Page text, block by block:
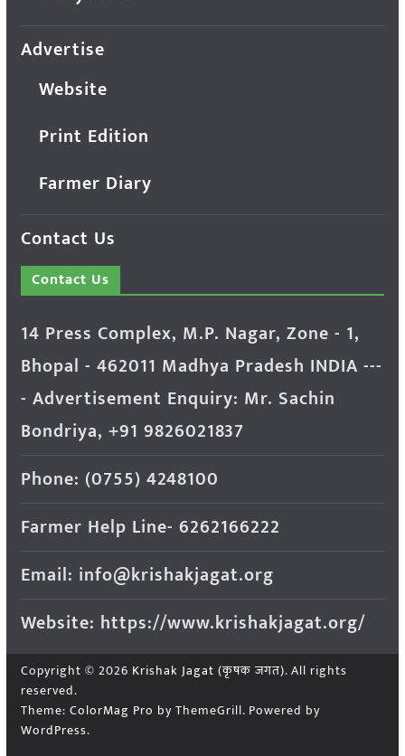
Advertise
Website
Print Edition
Farmer Diary
Contact Us
Contact Us
14 Press Complex, M.P. Nagar, Zone - 1,
Bhopal - 462011 Madhya Pradesh INDIA ---
- Advertisement Enquiry: Mr. Sachin
Bondriya, +91 9826021837
Phone: (0755) 4248100
Farmer Help Line- 6262166222
Email: info@krishakjagat.org
Website: https://www.krishakjagat.org/
Copyright © 2026 Krishak Jagat (कृषक जगत). All rights
reserved.
Theme: ColorMag Pro by ThemeGrill. Powered by
WordPress.